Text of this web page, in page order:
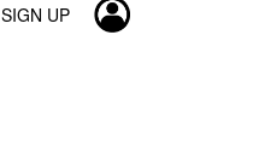
SIGN UP